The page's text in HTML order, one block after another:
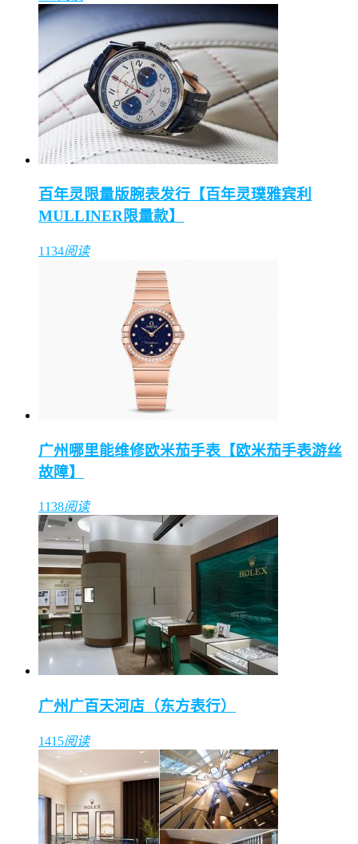
百年灵限量版腕表发行【百年灵璞雅宾利
MULLINER限量款】
1134阅读
广州哪里能维修欧米茄手表【欧米茄手表游丝
故障】
1138阅读
广州广百天河店（东方表行）
1415阅读